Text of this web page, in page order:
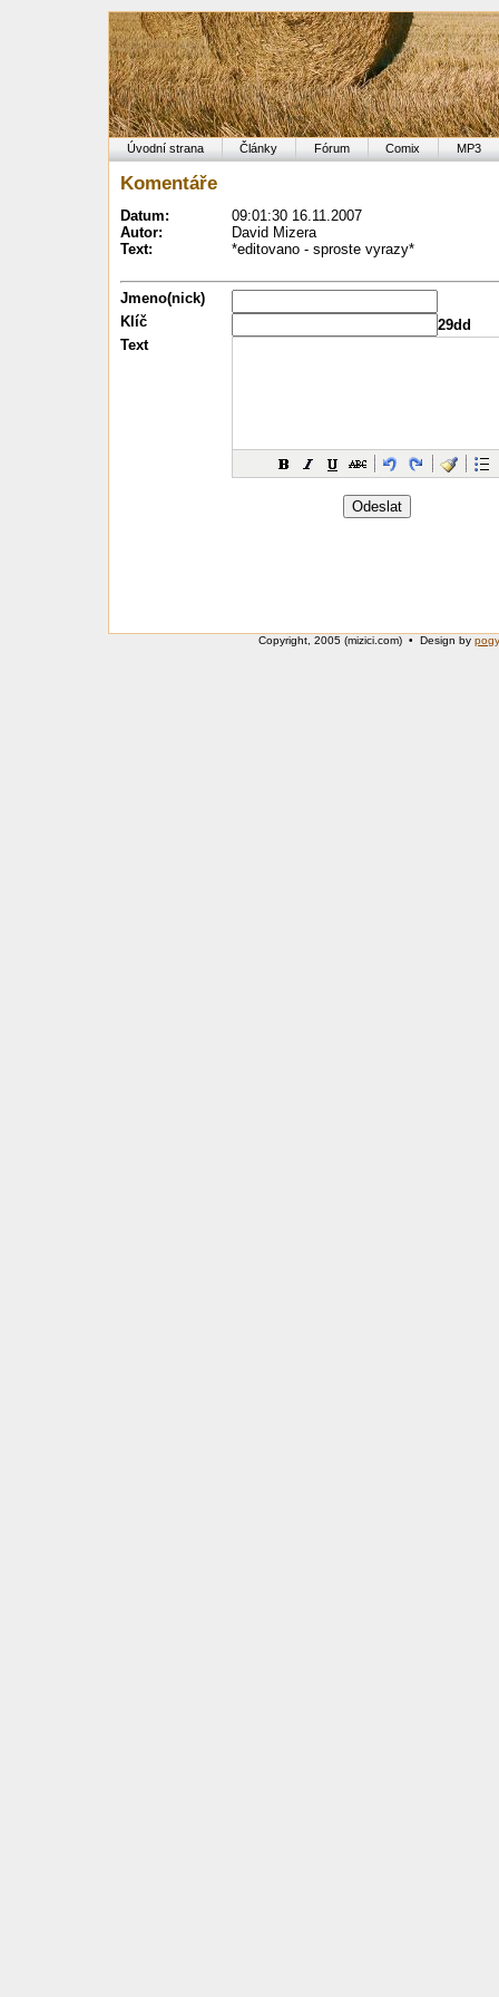
Úvodní strana Články Fórum Comix MP3
Komentáře
Datum:
09:01:30 16.11.2007
Autor:
David Mizera
Text:
*editovano - sproste vyrazy*
Jmeno(nick)
Klíč
29dd
Text
Copyright, 2005 (mizici.com) • Design by